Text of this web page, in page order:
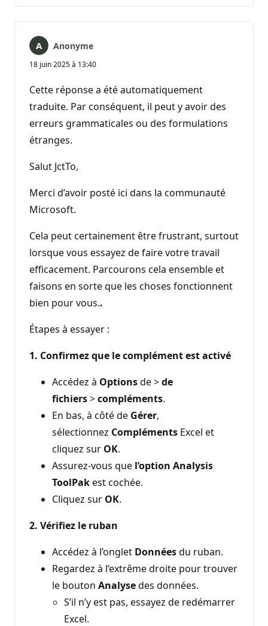
Anonyme
18 juin 2025 à 13:40
Cette réponse a été automatiquement
traduite. Par conséquent, il peut y avoir des
erreurs grammaticales ou des formulations
étranges.
Salut JctTo,
Merci d’avoir posté ici dans la communauté
Microsoft.
Cela peut certainement être frustrant, surtout
lorsque vous essayez de faire votre travail
efficacement. Parcourons cela ensemble et
faisons en sorte que les choses fonctionnent
bien pour vous..
Étapes à essayer :
1. Confirmez que le complément est activé
Accédez à Optionsde >de
fichiers>compléments.
En bas, à côté de Gérer,
sélectionnez Compléments Excel et
cliquez sur OK.
Assurez-vous que l’option Analysis
ToolPakest cochée.
Cliquez sur OK.
2. Vérifiez le ruban
Accédez à l’onglet Donnéesdu ruban.
Regardez à l’extrême droite pour trouver
le bouton Analysedes données.
S’il n’y est pas, essayez de redémarrer
Excel.